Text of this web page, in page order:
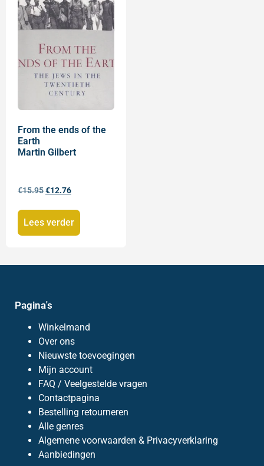
From the ends of the
Earth
Martin Gilbert
€15.95€12.76
Lees verder
Pagina's
Winkelmand
Over ons
Nieuwste toevoegingen
Mijn account
FAQ / Veelgestelde vragen
Contactpagina
Bestelling retourneren
Alle genres
Algemene voorwaarden & Privacyverklaring
Aanbiedingen